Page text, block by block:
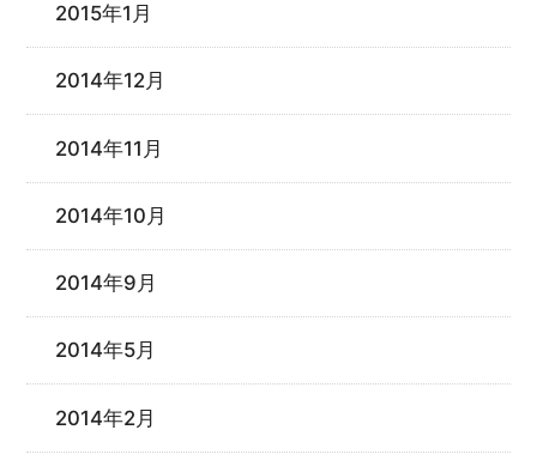
2015年1月
2014年12月
2014年11月
2014年10月
2014年9月
2014年5月
2014年2月